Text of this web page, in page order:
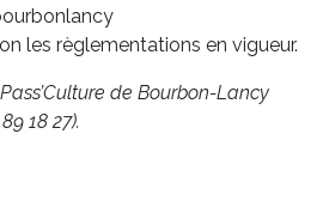
les règlementations en vigueur.
de Bourbon-Lancy
18 27).